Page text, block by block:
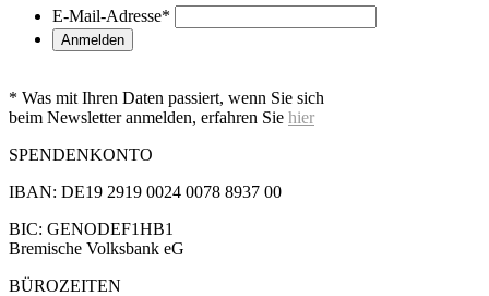
E-Mail-Adresse*
* Was mit Ihren Daten passiert, wenn Sie sich
beim Newsletter anmelden, erfahren Sie hier
SPENDENKONTO
IBAN: DE19 2919 0024 0078 8937 00
BIC: GENODEF1HB1
Bremische Volksbank eG
BÜROZEITEN